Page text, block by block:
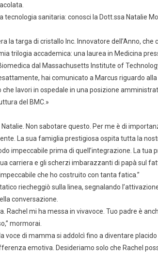
tecnologia sanitaria: conosci la Dott.ssa Natalie
la targa di cristallo Inc. Innovatore dell’Anno,
trilogia accademica: una laurea in Medicina
dal Massachusetts Institute of
hai comunicato a Marcus riguardo
che lavori in ospedale in una posizione
del BMC.»
Natalie. Non sabotare questo. Per me è di
La sua famiglia prestigiosa ospita tutta la
impeccabile prima di quell’integrazione. La
carriera e gli scherzi imbarazzanti di papà sul
che ho costruito con tanta fatica.”
riecheggiò sulla linea, segnalando
conversazione.
Rachel mi ha messa in vivavoce. Tuo padre è
mormorai.
voce di mamma si addolcì fino a diventare
emotiva. Desideriamo solo che Rachel